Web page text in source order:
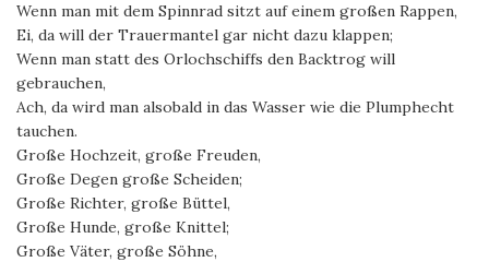
Wenn man mit dem Spinnrad sitzt auf einem großen Rappen,
Ei, da will der Trauermantel gar nicht dazu klappen;
Wenn man statt des Orlochschiffs den Backtrog will
gebrauchen,
Ach, da wird man alsobald in das Wasser wie die Plumphecht
tauchen.
Große Hochzeit, große Freuden,
Große Degen große Scheiden;
Große Richter, große Büttel,
Große Hunde, große Knittel;
Große Väter, große Söhne,